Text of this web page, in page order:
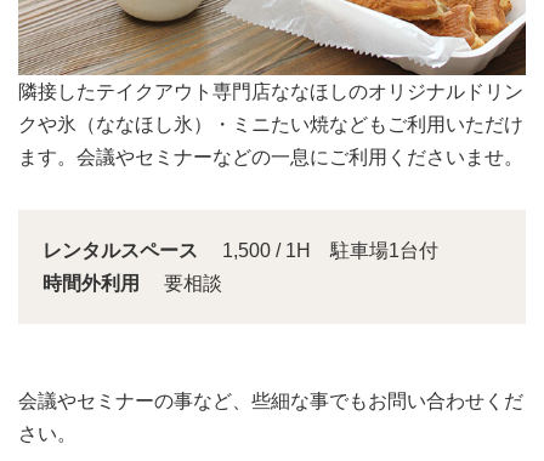
会議スペースは大きな窓から明るい日差しが入り込みま
す。
レンタルスペース
1,500 / 1H 駐車場1台付
時間外利用
要相談
会議やセミナーの事など、些細な事でもお問い合わせくだ
さい。